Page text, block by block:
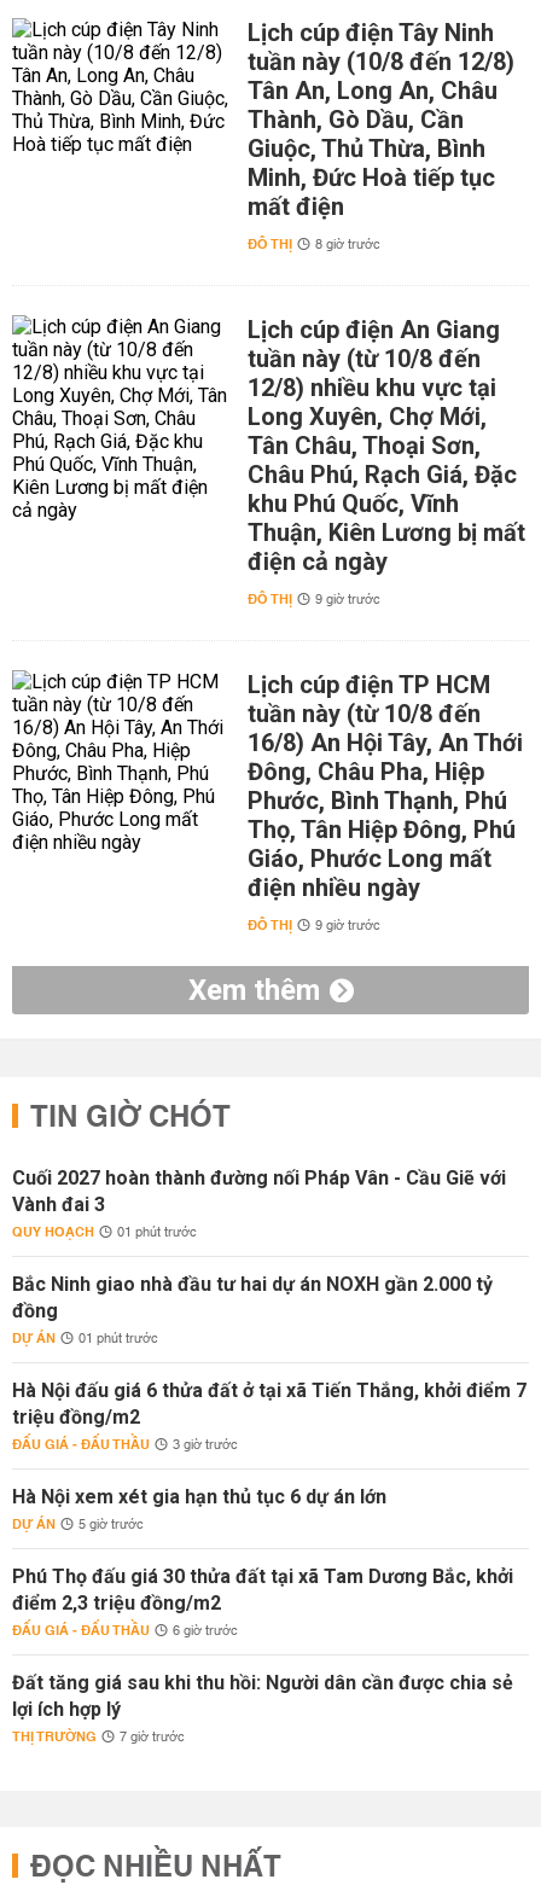
Lịch cúp điện Tây Ninh
tuần này (10/8 đến 12/8)
Tân An, Long An, Châu
Thành, Gò Dầu, Cần
Giuộc, Thủ Thừa, Bình
Minh, Đức Hoà tiếp tục
mất điện
ĐÔ THỊ 8 giờ trước
Lịch cúp điện An Giang
tuần này (từ 10/8 đến
12/8) nhiều khu vực tại
Long Xuyên, Chợ Mới,
Tân Châu, Thoại Sơn,
Châu Phú, Rạch Giá, Đặc
khu Phú Quốc, Vĩnh
Thuận, Kiên Lương bị mất
điện cả ngày
ĐÔ THỊ 9 giờ trước
Lịch cúp điện TP HCM
tuần này (từ 10/8 đến
16/8) An Hội Tây, An Thới
Đông, Châu Pha, Hiệp
Phước, Bình Thạnh, Phú
Thọ, Tân Hiệp Đông, Phú
Giáo, Phước Long mất
điện nhiều ngày
ĐÔ THỊ 9 giờ trước
Xem thêm
TIN GIỜ CHÓT
Cuối 2027 hoàn thành đường nối Pháp Vân - Cầu Giẽ với
Vành đai 3
QUY HOẠCH 01 phút trước
Bắc Ninh giao nhà đầu tư hai dự án NOXH gần 2.000 tỷ
đồng
DỰ ÁN 01 phút trước
Hà Nội đấu giá 6 thửa đất ở tại xã Tiến Thắng, khởi điểm 7
triệu đồng/m2
ĐẤU GIÁ - ĐẤU THẦU 3 giờ trước
Hà Nội xem xét gia hạn thủ tục 6 dự án lớn
DỰ ÁN 5 giờ trước
Phú Thọ đấu giá 30 thửa đất tại xã Tam Dương Bắc, khởi
điểm 2,3 triệu đồng/m2
ĐẤU GIÁ - ĐẤU THẦU 6 giờ trước
Đất tăng giá sau khi thu hồi: Người dân cần được chia sẻ
lợi ích hợp lý
THỊ TRƯỜNG 7 giờ trước
ĐỌC NHIỀU NHẤT